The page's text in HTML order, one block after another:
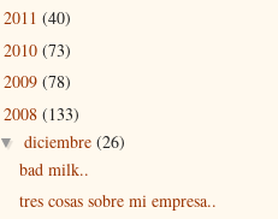
2011 (40)
2010 (73)
2009 (78)
2008 (133)
▼ diciembre (26)
bad milk..
tres cosas sobre mi empresa..